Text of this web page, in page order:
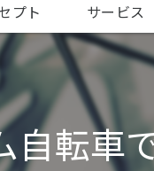
プト サービス
メンテナン
オーバーホ
フィッティ
自転車